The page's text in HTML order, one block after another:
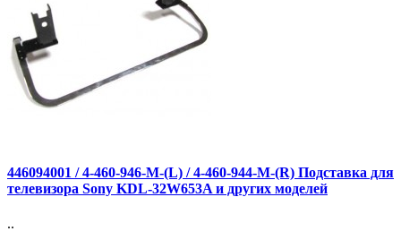
446094001 / 4-460-946-M-(L) / 4-460-944-M-(R) Подставка для
телевизора Sony KDL-32W653A и других моделей
..